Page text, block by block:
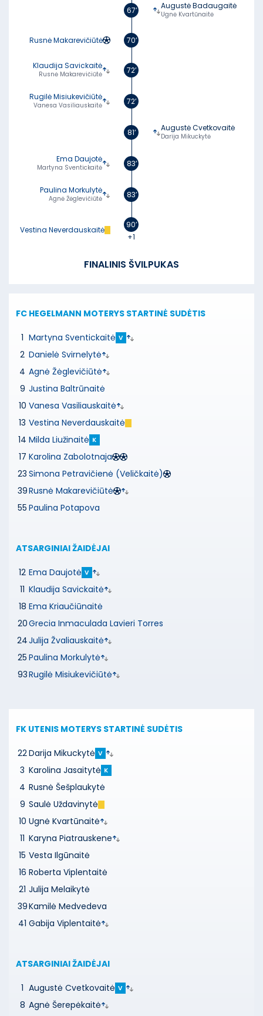
FC HEGELMANN MOTERYS STARTINĖ SUDĖTIS
1 Martyna Sventickaitė V
2 Danielė Svirnelytė
4 Agnė Žėglevičiūtė
9 Justina Baltrūnaitė
10 Vanesa Vasiliauskaitė
13 Vestina Neverdauskaitė
14 Milda Liužinaitė K
17 Karolina Zabolotnaja
23 Simona Petravičienė (Veličkaitė)
39Rusnė Makarevičiūtė
55 Paulina Potapova
ATSARGINIAI ŽAIDĖJAI
12 Ema Daujotė V
11 Klaudija Savickaitė
18 Ema Kriaučiūnaitė
20Grecia Inmaculada Lavieri Torres
24Julija Žvaliauskaitė
25 Paulina Morkulytė
93Rugilė Misiukevičiūtė
67’ Augustė Badaugaitė
Ugnė Kvartūnaitė
Rusnė Makarevičiūtė 70’
Klaudija Savickaitė
Rusnė Makarevičiūtė 72’
Rugilė Misiukevičiūtė
Vanesa Vasiliauskaitė 72’
81’ Augustė Cvetkovaitė
Darija Mikuckytė
Ema Daujotė
Martyna Sventickaitė 83’
Paulina Morkulytė
Agnė Žėglevičiūtė 83’
Vestina Neverdauskaitė
90’
+1
FINALINIS ŠVILPUKAS
FK UTENIS MOTERYS STARTINĖ SUDĖTIS
22Darija Mikuckytė V
3 Karolina Jasaitytė K
4 Rusnė Šešplaukytė
9 Saulė Uždavinytė
10 Ugnė Kvartūnaitė
11 Karyna Piatrauskene
15 Vesta Ilgūnaitė
16 Roberta Viplentaitė
21 Julija Melaikytė
39Kamilė Medvedeva
41 Gabija Viplentaitė
ATSARGINIAI ŽAIDĖJAI
1 Augustė Cvetkovaitė V
8 Agnė Šerepėkaitė